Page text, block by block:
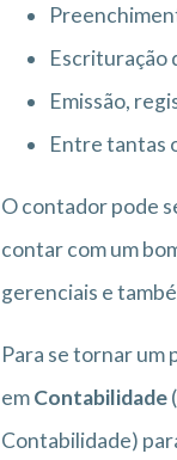
Escrituração
Emissão,
Entre tantas
O contador pode
contar com um
gerenciais e
Para se tornar um
emContabilidade
Contabilidade)